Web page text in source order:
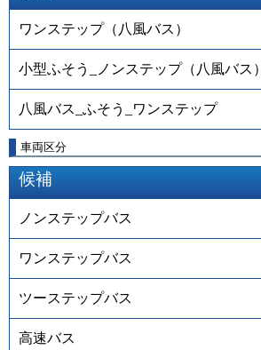
ワンステップ（八風バス）
小型ふそう_ノンステップ（八風バス）
八風バス_ふそう_ワンステップ
車両区分
候補
ノンステップバス
ワンステップバス
ツーステップバス
高速バス